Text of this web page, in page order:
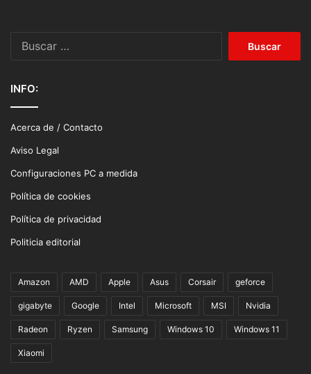
INFO:
Acerca de / Contacto
Aviso Legal
Configuraciones PC a medida
Política de cookies
Política de privacidad
Politicia editorial
Amazon AMD Apple Asus Corsair geforce
gigabyte Google Intel Microsoft MSI Nvidia
Radeon Ryzen Samsung Windows 10 Windows 11
Xiaomi